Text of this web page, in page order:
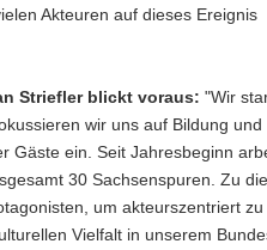
Akteuren auf dieses Ereignis
Striefler blickt voraus: "Wir
wir uns auf Bildung und
Gäste ein. Seit Jahresbeginn
30 Sachsenspuren. Zu
um akteurszentriert zu
Vielfalt in unserem